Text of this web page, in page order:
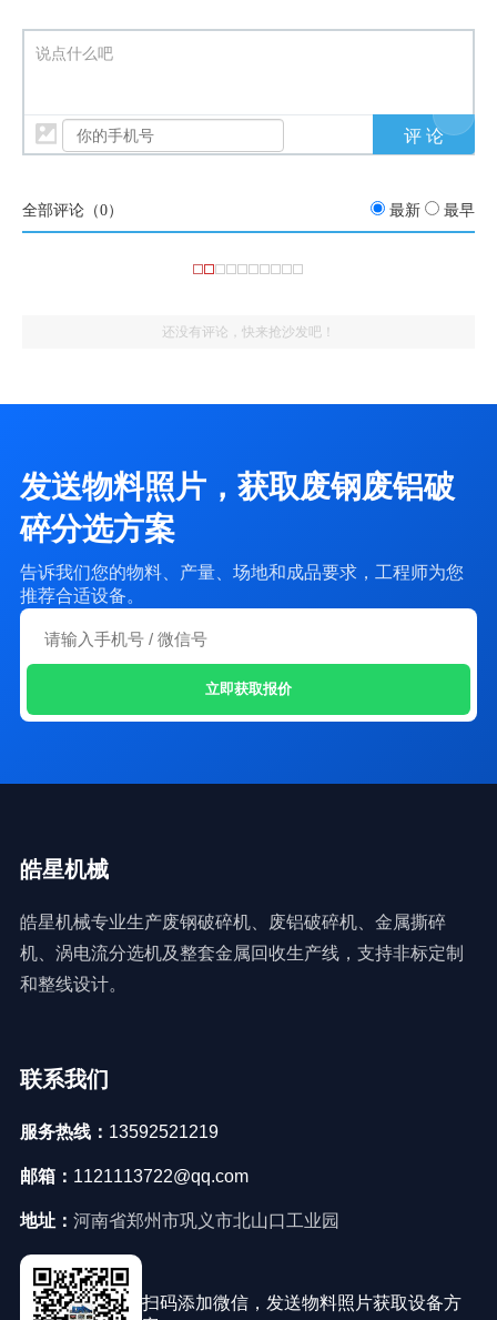
说点什么吧
全部评论（0） 最新 最早
还没有评论，快来抢沙发吧！
发送物料照片，获取废钢废铝破
碎分选方案
告诉我们您的物料、产量、场地和成品要求，工程师为您
推荐合适设备。
立即获取报价
皓星机械
皓星机械专业生产废钢破碎机、废铝破碎机、金属撕碎
机、涡电流分选机及整套金属回收生产线，支持非标定制
和整线设计。
联系我们
服务热线： 13592521219
邮箱： 1121113722@qq.com
地址： 河南省郑州市巩义市北山口工业园
扫码添加微信，发送物料照片获取设备方